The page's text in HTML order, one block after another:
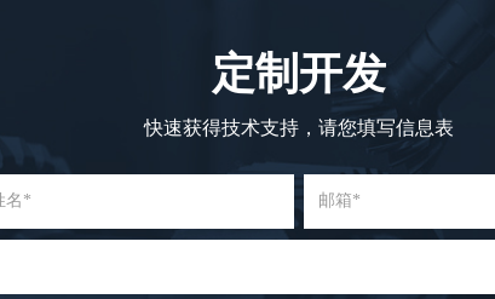
定制开发
快速获得技术支持，请您填写信息表